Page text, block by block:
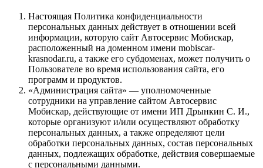
Настоящая Политика конфиденциальности
персональных данных действует в отношении всей
информации, которую сайт Автосервис Мобискар,
расположенный на доменном имени mobiscar-
krasnodar.ru, а также его субдоменах, может получить о
Пользователе во время использования сайта, его
программ и продуктов.
«Администрация сайта» — уполномоченные
сотрудники на управление сайтом Автосервис
Мобискар, действующие от имени ИП Дрынкин С. И.,
которые организуют и/или осуществляют обработку
персональных данных, а также определяют цели
обработки персональных данных, состав персональных
данных, подлежащих обработке, действия совершаемые
с персональными данными.